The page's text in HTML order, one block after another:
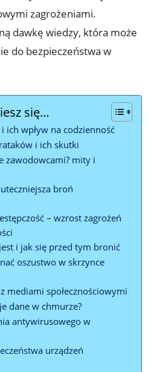
zagrożeniami.
‍dawkę ‌wiedzy, ⁣która⁤ może
do bezpieczeństwa w
się…
⁢ich⁢ wpływ⁣ na codzienność
i ich ‌skutki
​zawodowcami? mity i
broń‍
– wzrost zagrożeń
i jak ​się przed tym ⁤bronić
oszustwo w skrzynce
mediami ⁤społecznościowymi
dane w​ chmurze?
antywirusowego ‍w‍
urządzeń